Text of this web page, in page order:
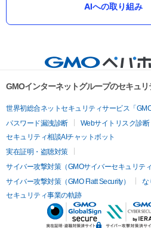
AIへの取り組み
GMOインターネットグループのセキュ
世界初総合ネットセキュリティサービス「
パスワード漏洩診断
Webサイトリスク診断
セキュリティ相談AIチャットボット
実在証明・盗聴対策
サイバー攻撃対策（GMOサイバーセキュリテ
サイバー攻撃対策（GMO Flatt Security）
な
セキュリティ事業の軌跡